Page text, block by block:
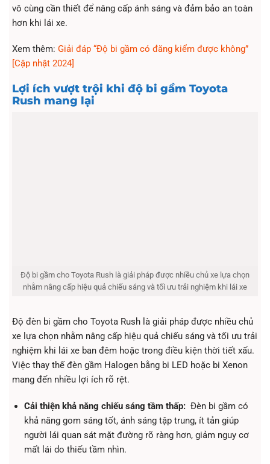
vô cùng cần thiết để nâng cấp ánh sáng và đảm bảo an toàn
hơn khi lái xe.
Xem thêm: Giải đáp “Độ bi gầm có đăng kiểm được không”
[Cập nhật 2024]
Lợi ích vượt trội khi độ bi gầm Toyota
Rush mang lại
Độ bi gầm cho Toyota Rush là giải pháp được nhiều chủ xe lựa chọn
nhằm nâng cấp hiệu quả chiếu sáng và tối ưu trải nghiệm khi lái xe
Độ đèn bi gầm cho Toyota Rush là giải pháp được nhiều chủ
xe lựa chọn nhằm nâng cấp hiệu quả chiếu sáng và tối ưu trải
nghiệm khi lái xe ban đêm hoặc trong điều kiện thời tiết xấu.
Việc thay thế đèn gầm Halogen bằng bi LED hoặc bi Xenon
mang đến nhiều lợi ích rõ rệt.
Cải thiện khả năng chiếu sáng tầm thấp: Đèn bi gầm có
khả năng gom sáng tốt, ánh sáng tập trung, ít tản giúp
người lái quan sát mặt đường rõ ràng hơn, giảm nguy cơ
mất lái do thiếu tầm nhìn.